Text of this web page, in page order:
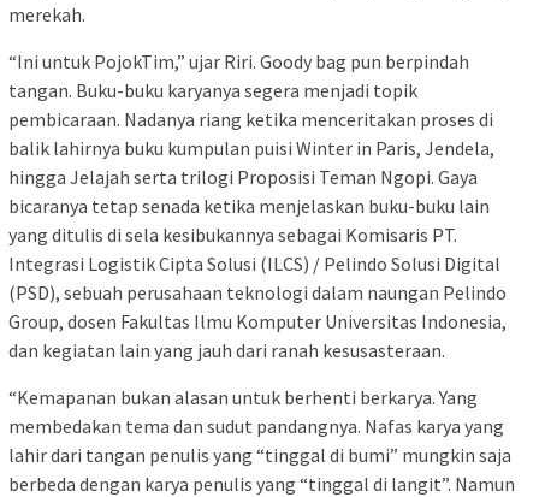
merekah.
“Ini untuk PojokTim,” ujar Riri. Goody bag pun berpindah
tangan. Buku-buku karyanya segera menjadi topik
pembicaraan. Nadanya riang ketika menceritakan proses di
balik lahirnya buku kumpulan puisi Winter in Paris, Jendela,
hingga Jelajah serta trilogi Proposisi Teman Ngopi. Gaya
bicaranya tetap senada ketika menjelaskan buku-buku lain
yang ditulis di sela kesibukannya sebagai Komisaris PT.
Integrasi Logistik Cipta Solusi (ILCS) / Pelindo Solusi Digital
(PSD), sebuah perusahaan teknologi dalam naungan Pelindo
Group, dosen Fakultas Ilmu Komputer Universitas Indonesia,
dan kegiatan lain yang jauh dari ranah kesusasteraan.
“Kemapanan bukan alasan untuk berhenti berkarya. Yang
membedakan tema dan sudut pandangnya. Nafas karya yang
lahir dari tangan penulis yang “tinggal di bumi” mungkin saja
berbeda dengan karya penulis yang “tinggal di langit”. Namun